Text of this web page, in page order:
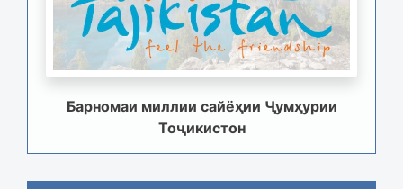
Барномаи миллии сайёҳии Ҷумҳурии
Тоҷикистон